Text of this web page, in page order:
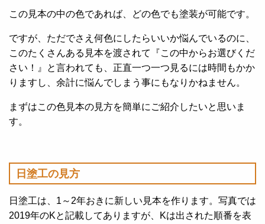
この見本の中の色であれば、どの色でも塗装が可能です。
ですが、ただでさえ何色にしたらいいか悩んでいるのに、
このたくさんある見本を渡されて『この中からお選びくだ
さい！』と言われても、正直一つ一つ見るには時間もかか
りますし、余計に悩んでしまう事にもなりかねません。
まずはこの色見本の見方を簡単にご紹介したいと思いま
す。
日塗工の見方
日塗工は、1～2年おきに新しい見本を作ります。写真では
2019年のKと記載してありますが、Kは出された順番を表